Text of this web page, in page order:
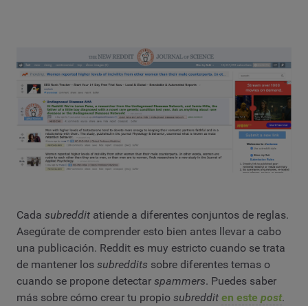
Cada subreddit atiende a diferentes conjuntos de reglas.
Asegúrate de comprender esto bien antes llevar a cabo
una publicación. Reddit es muy estricto cuando se trata
de mantener los subreddits sobre diferentes temas o
cuando se propone detectar spammers. Puedes saber
más sobre cómo crear tu propio subreddit en este post.